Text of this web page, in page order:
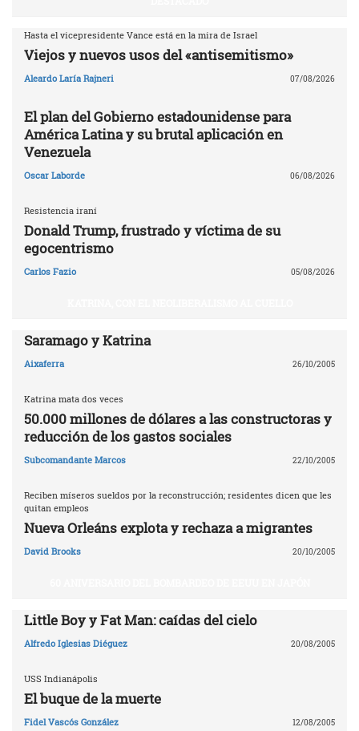
Hasta el vicepresidente Vance está en la mira de Israel
Viejos y nuevos usos del «antisemitismo»
Aleardo Laría Rajneri 07/08/2026
El plan del Gobierno estadounidense para
América Latina y su brutal aplicación en
Venezuela
Oscar Laborde 06/08/2026
Resistencia iraní
Donald Trump, frustrado y víctima de su
egocentrismo
Carlos Fazio 05/08/2026
Saramago y Katrina
Aixaferra 26/10/2005
Katrina mata dos veces
50.000 millones de dólares a las constructoras y
reducción de los gastos sociales
Subcomandante Marcos 22/10/2005
Reciben míseros sueldos por la reconstrucción; residentes dicen que les
quitan empleos
Nueva Orleáns explota y rechaza a migrantes
David Brooks 20/10/2005
Little Boy y Fat Man: caídas del cielo
Alfredo Iglesias Diéguez 20/08/2005
USS Indianápolis
El buque de la muerte
Fidel Vascós González 12/08/2005